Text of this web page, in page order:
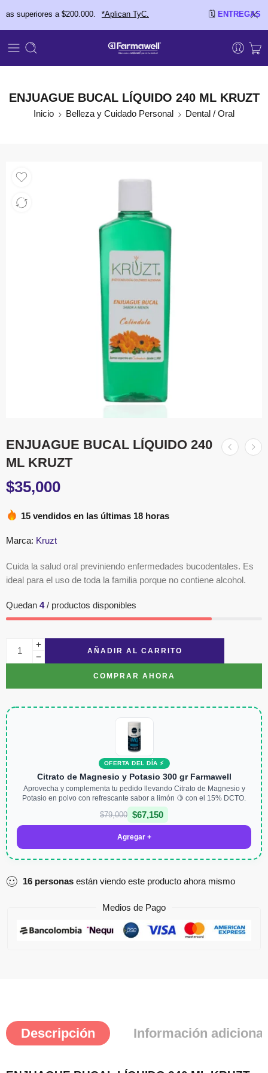
a $200.000. *Aplican TyC. ENTREGAS EL
ENJUAGUE BUCAL LÍQUIDO 240 ML KRUZT
Inicio Belleza y Cuidado Personal Dental / Oral
ENJUAGUE BUCAL LÍQUIDO 240
ML KRUZT
$35,000
15 vendidos en las últimas 18 horas
Marca: Kruzt
Cuida la salud oral previniendo enfermedades bucodentales. Es
ideal para el uso de toda la familia porque no contiene alcohol.
Quedan 4/ productos disponibles
AÑADIR AL CARRITO
COMPRAR AHORA
OFERTA DEL DÍA ⚡
Citrato de Magnesio y Potasio 300 gr Farmawell
Aprovecha y complementa tu pedido llevando Citrato de Magnesio y
Potasio en polvo con refrescante sabor a limón 🍋 con el 15% DCTO.
$79,000 $67,150
Agregar +
16 personas están viendo este producto ahora mismo
Medios de Pago
Descripción Información adicional